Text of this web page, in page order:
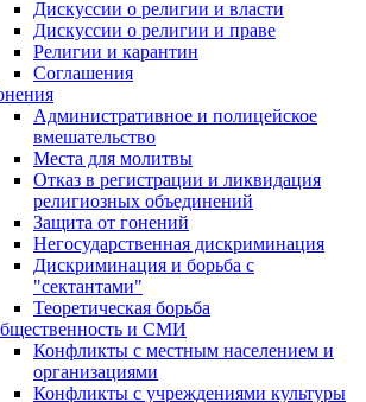
Дискуссии о религии и власти
Дискуссии о религии и праве
Религии и карантин
Соглашения
Административное и полицейское
вмешательство
Места для молитвы
Отказ в регистрации и ликвидация
религиозных объединений
Защита от гонений
Негосударственная дискриминация
Дискриминация и борьба с
"сектантами"
Теоретическая борьба
и СМИ
Конфликты с местным населением и
организациями
Конфликты с учреждениями культуры